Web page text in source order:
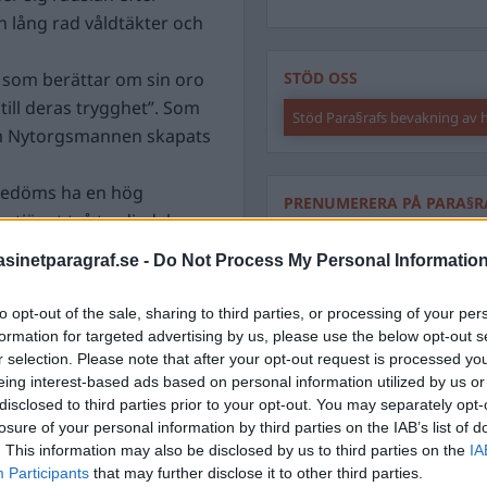
- Do Not Process My Personal Information
opt-out of the sale, sharing to third parties, or processing of your
for targeted advertising by us, please use the below opt-out
selection. Please note that after your opt-out request is processed
interest-based ads based on personal information utilized by us
to third parties prior to your opt-out. You may separately
of your personal information by third parties on the IAB’s list of
This information may also be disclosed by us to third parties on the
Participants that may further disclose it to other third parties.
lång rad våldtäkter och
berättar om sin oro
deras trygghet”. Som
skapats
ha en hög
två tredjedelar av
Han har även
En internutredning
fordon kan köra runt
genom kontrollen.
ha utfärdat falska intyg
alltså på att det kan
STÖD OSS
Stöd Para§rafs bevakning av
PRENUMERERA PÅ
ÄMNESORD
Advokat Anders Cardell
Magnusson
CarlssonBörje R P